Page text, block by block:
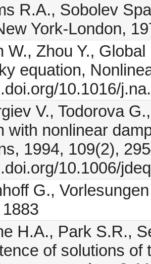
R.A., Sobolev
York-London,
W., Zhou Y.,
equation,
10.1016/
V., Todorova
with nonlinear
1994, 109(2),
10.1006/
G.,
H.A., Park S.R.,
of solutions of